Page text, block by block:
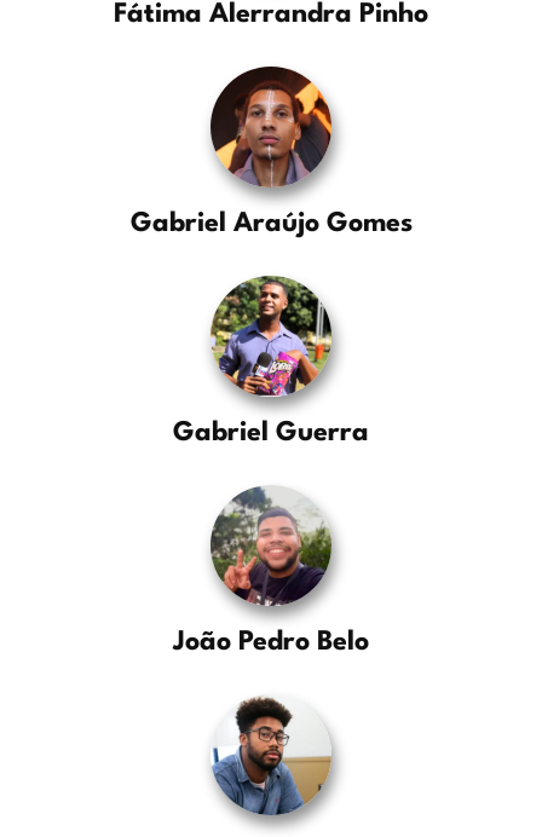
Fátima Alerrandra Pinho
Gabriel Araújo Gomes
Gabriel Guerra
João Pedro Belo